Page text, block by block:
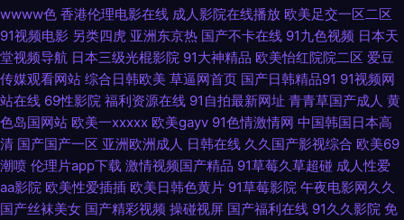
导航在线 91视频第二页 豆花精品视频 国产精品内射 五月情婷婷最新地址 东
京热福利电影在线 91精品手机 天天综合射天天 超碰97人人超 亚洲淫爱网 欧
美高清专区 91香蕉二区 日韩激情网页 91资源公开在线 少妇一线天 国产香蕉
97 91一起c 婷婷色播亚洲综合色播 国产精品草草草草 91猫先生在线观看 无
码人妻2p 精品人妻乱码一区二区 91在线大香脚 亚洲日韩国产精 黄色苍库 91
wwww色 香港伦理电影在线 成人影院在线播放 欧美足交一区二区
91视频电影 另类四虎 亚洲东京热 国产不卡在线 91九色视频 日本天
堂视频导航 日本三级光棍影院 91大神精品 欧美怡红院院二区 爱豆
传媒观看网站 综合日韩欧美 草逼网首页 国产日韩精品91 91视频网
站在线 69性影院 福利资源在线 91自拍最新网址 青青草国产成人 黄
色岛国网站 欧美一xxxxx 欧美gayv 91色情激情网 中国韩国日本高
清 国产国产一区 亚洲欧洲成人 日韩在线 久久国产影视综合 欧美69
潮喷 伦理片app下载 激情视频国产精品 91草莓久草超碰 成人性爱
aa影院 欧美性爱插插 欧美日韩色黄片 91草莓影院 午夜电影网久久
国产丝袜美女 国产精彩视频 操碰视屏 国产福利在线 91久久影院 免